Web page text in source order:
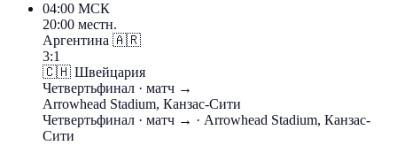
04:00 МСК
20:00 местн.
Аргентина 🇦🇷
3:1
🇨🇭 Швейцария
Четвертьфинал · матч →
Arrowhead Stadium, Канзас-Сити
Четвертьфинал · матч → · Arrowhead Stadium, Канзас-
Сити